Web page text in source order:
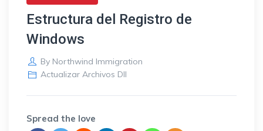
Estructura del Registro de
Windows
By Northwind Immigration
Actualizar Archivos Dll
Spread the love